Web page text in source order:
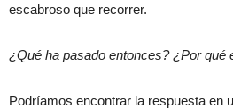
escabroso que recorrer.
¿Qué ha pasado entonces? ¿Por qué
Podríamos encontrar la respuesta en